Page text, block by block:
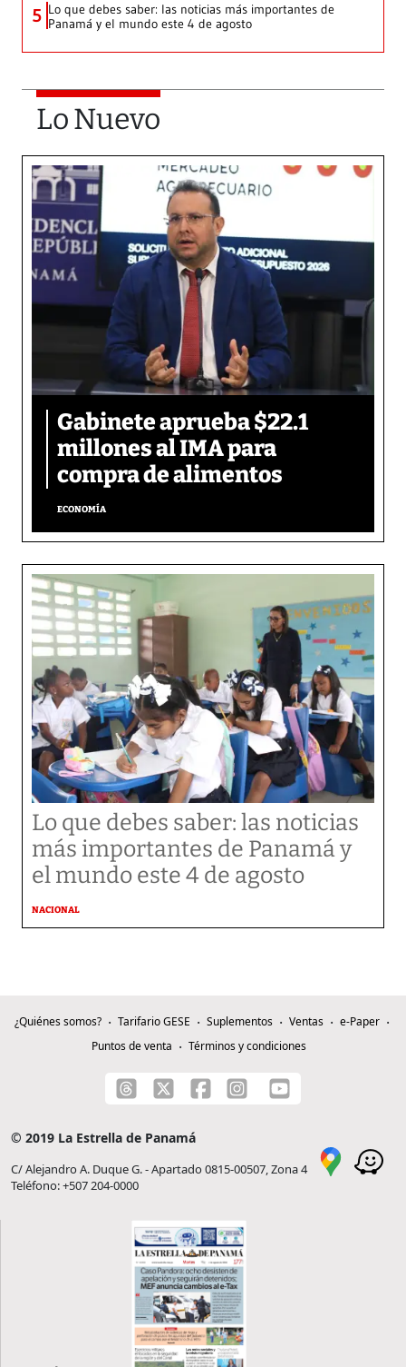
5 Lo que debes saber: las noticias más importantes de
Panamá y el mundo este 4 de agosto
Lo Nuevo
Gabinete aprueba $22.1
millones al IMA para
compra de alimentos
ECONOMÍA
Lo que debes saber: las noticias
más importantes de Panamá y
el mundo este 4 de agosto
NACIONAL
¿Quiénes somos? Tarifario GESE Suplementos Ventas
e-Paper
Puntos de venta
Términos y condiciones
© 2019 La Estrella de Panamá
C/ Alejandro A. Duque G. - Apartado 0815-00507, Zona 4
Teléfono: +507 204-0000